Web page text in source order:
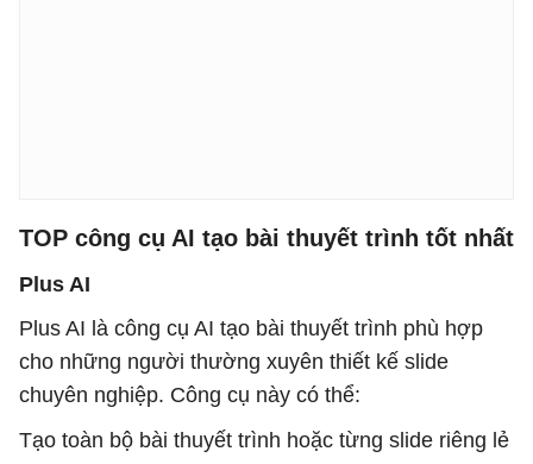
TOP công cụ AI tạo bài thuyết trình tốt nhất
Plus AI
Plus AI là công cụ AI tạo bài thuyết trình phù hợp
cho những người thường xuyên thiết kế slide
chuyên nghiệp. Công cụ này có thể:
Tạo toàn bộ bài thuyết trình hoặc từng slide riêng lẻ